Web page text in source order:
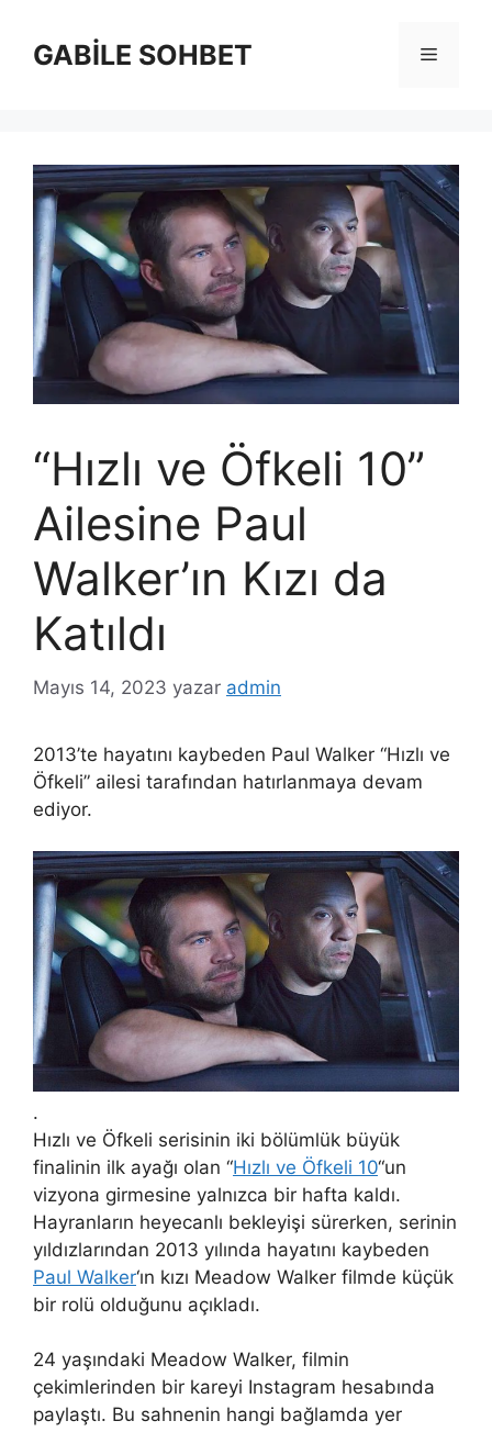
GABİLE SOHBET Menü
“Hızlı ve Öfkeli 10”
Ailesine Paul
Walker’ın Kızı da
Katıldı
Mayıs 14, 2023 yazar admin
2013’te hayatını kaybeden Paul Walker “Hızlı ve
Öfkeli” ailesi tarafından hatırlanmaya devam
ediyor.
.
Hızlı ve Öfkeli serisinin iki bölümlük büyük
finalinin ilk ayağı olan “Hızlı ve Öfkeli 10“un
vizyona girmesine yalnızca bir hafta kaldı.
Hayranların heyecanlı bekleyişi sürerken, serinin
yıldızlarından 2013 yılında hayatını kaybeden
Paul Walker‘ın kızı Meadow Walker filmde küçük
bir rolü olduğunu açıkladı.
24 yaşındaki Meadow Walker, filmin
çekimlerinden bir kareyi Instagram hesabında
paylaştı. Bu sahnenin hangi bağlamda yer